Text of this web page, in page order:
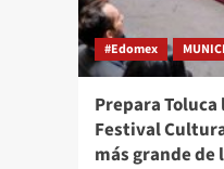
#Edomex
Prepara Toluca
Festival
más grande